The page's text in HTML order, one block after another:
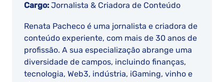
Cargo: Jornalista & Criadora de Conteúdo
Renata Pacheco é uma jornalista e criadora de
conteúdo experiente, com mais de 30 anos de
profissão. A sua especialização abrange uma
diversidade de campos, incluindo finanças,
tecnologia, Web3, indústria, iGaming, vinho e